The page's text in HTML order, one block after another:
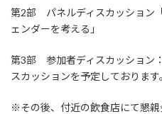
第2部 パネルディスカッション
ェンダーを考える」
第3部 参加者ディスカッション
スカッションを予定しております
※その後、付近の飲食店にて懇